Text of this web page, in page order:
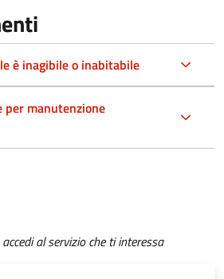
è inagibile o inabitabile
per manutenzione
al servizio che ti interessa